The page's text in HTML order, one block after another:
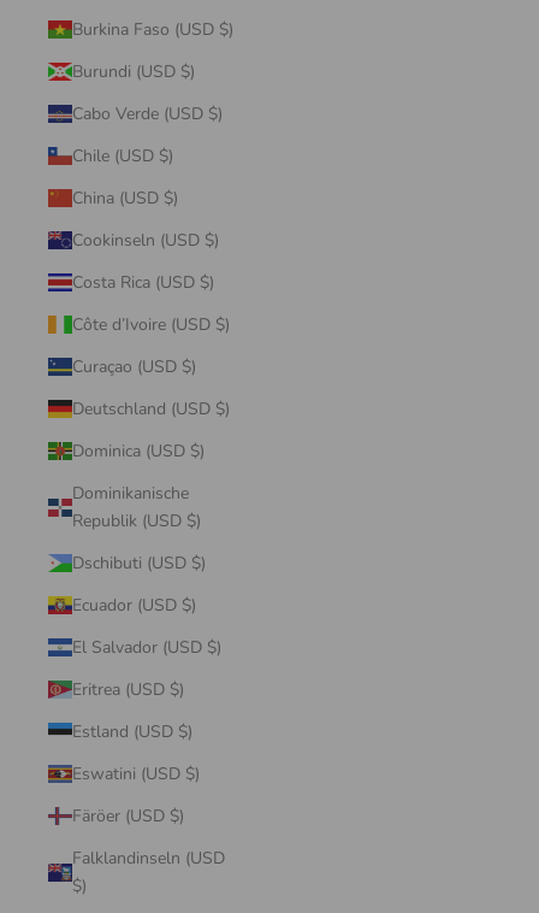
Burkina Faso (USD $)
Burundi (USD $)
Cabo Verde (USD $)
Chile (USD $)
China (USD $)
Cookinseln (USD $)
Costa Rica (USD $)
Côte d’Ivoire (USD $)
Curaçao (USD $)
Deutschland (USD $)
Dominica (USD $)
Dominikanische
Republik (USD $)
Dschibuti (USD $)
Ecuador (USD $)
El Salvador (USD $)
Eritrea (USD $)
Estland (USD $)
Eswatini (USD $)
Färöer (USD $)
Falklandinseln (USD
$)